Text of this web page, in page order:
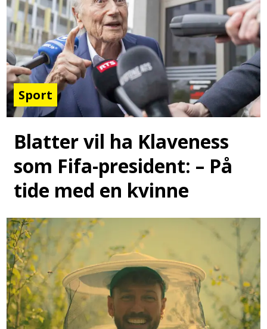
Sport
Blatter vil ha Klaveness
som Fifa-president: – På
tide med en kvinne